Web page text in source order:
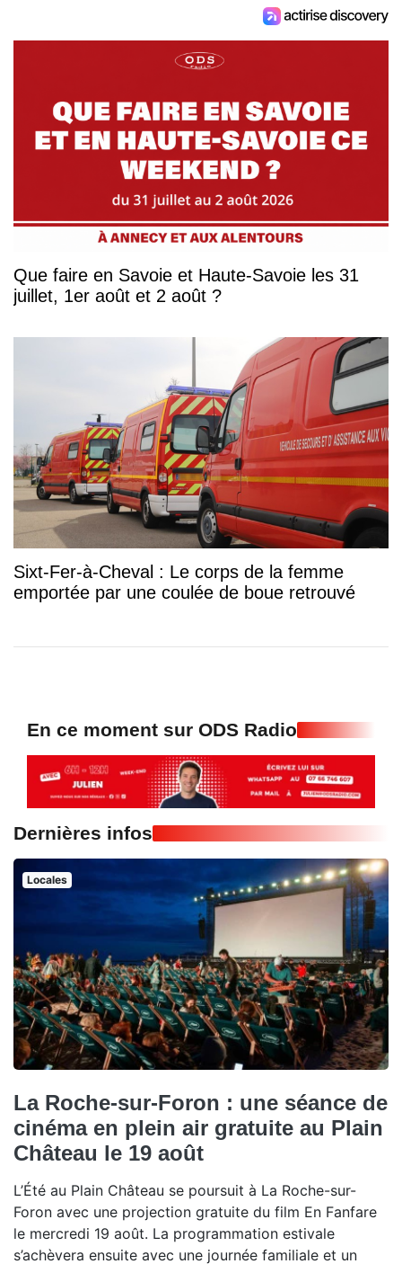
Que faire en Savoie et Haute-Savoie les 31
juillet, 1er août et 2 août ?
Sixt-Fer-à-Cheval : Le corps de la femme
emportée par une coulée de boue retrouvé
En ce moment sur ODS Radio
Dernières infos
Locales
La Roche-sur-Foron : une séance de
cinéma en plein air gratuite au Plain
Château le 19 août
L’Été au Plain Château se poursuit à La Roche-sur-
Foron avec une projection gratuite du film En Fanfare
le mercredi 19 août. La programmation estivale
s’achèvera ensuite avec une journée familiale et un